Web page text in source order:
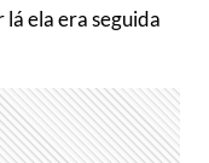
ela era seguida